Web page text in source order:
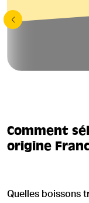
Comment
origine
Quelles boissons